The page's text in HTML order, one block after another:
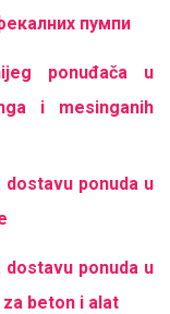
пумпи
ponuđača u
i mesinganih
ponuda u
ponuda u
beton i alat